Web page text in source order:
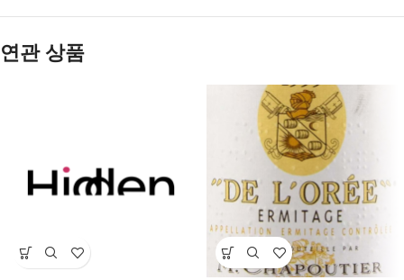
연관 상품